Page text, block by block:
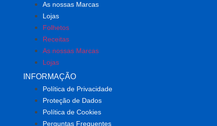
As nossas Marcas
Lojas
Folhetos
Receitas
As nossas Marcas
Lojas
INFORMAÇÃO
Política de Privacidade
Proteção de Dados
Política de Cookies
Perguntas Frequentes